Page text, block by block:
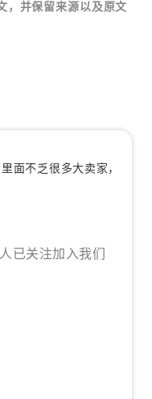
，并保留来源以及原文
面不乏很多大卖家，
加入我们